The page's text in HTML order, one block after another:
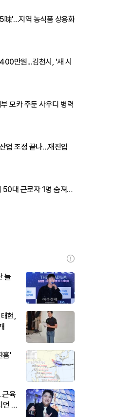
味'…지역 농식품 상용화
만원...김천시, '새 시
모카 주둔 사우디 병력
업 조정 끝나…재진입
50대 근로자 1명 숨져…
늘
현,
홈'
근육
언 김